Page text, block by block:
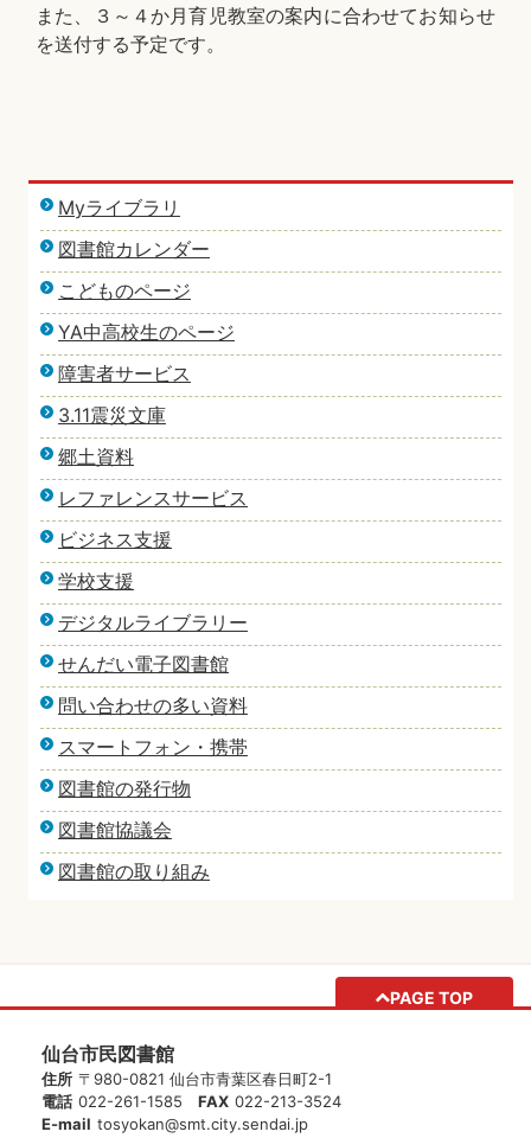
また、３～４か月育児教室の案内に合わせてお知らせ
を送付する予定です。
Myライブラリ
図書館カレンダー
こどものページ
YA中高校生のページ
障害者サービス
3.11震災文庫
郷土資料
レファレンスサービス
ビジネス支援
学校支援
デジタルライブラリー
せんだい電子図書館
問い合わせの多い資料
スマートフォン・携帯
図書館の発行物
図書館協議会
図書館の取り組み
PAGE TOP
仙台市民図書館
住所 〒980-0821 仙台市青葉区春日町2-1
電話 022-261-1585 FAX 022-213-3524
E-mail tosyokan@smt.city.sendai.jp